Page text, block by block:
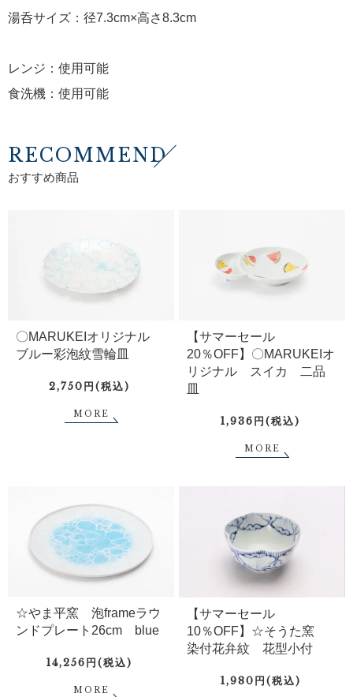
湯呑サイズ：径7.3cm×高さ8.3cm
レンジ：使用可能
食洗機：使用可能
RECOMMEND
おすすめ商品
〇MARUKEIオリジナル
ブルー彩泡紋雪輪皿
2,750円(税込)
MORE
【サマーセール
20％OFF】〇MARUKEIオ
リジナル スイカ 二品
皿
1,936円(税込)
MORE
☆やま平窯 泡frameラウ
ンドプレート26cm blue
14,256円(税込)
MORE
【サマーセール
10％OFF】☆そうた窯
染付花弁紋 花型小付
1,980円(税込)